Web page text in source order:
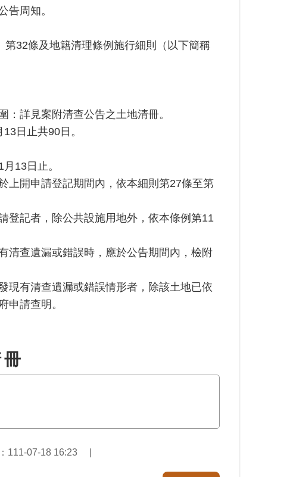
告周知。
32條及地籍清理條例施行細則（以下簡稱
詳見案附清查公告之土地清冊。
日止共90日。
13日止。
上開申請登記期間內，依本細則第27條至第
登記者，除公共設施用地外，依本條例第11
清查遺漏或錯誤時，應於公告期間內，檢附
現有清查遺漏或錯誤情形者，除該土地已依
申請查明。
111-07-18 16:23